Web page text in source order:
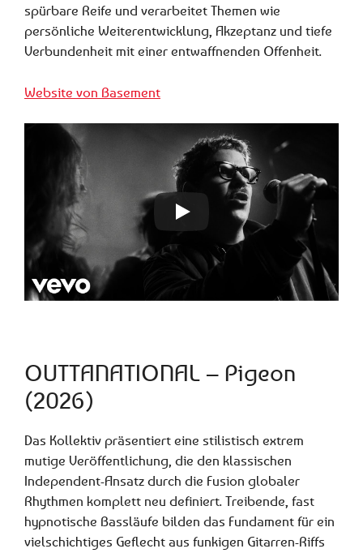
spürbare Reife und verarbeitet Themen wie
persönliche Weiterentwicklung, Akzeptanz und tiefe
Verbundenheit mit einer entwaffnenden Offenheit.
Website von Basement
OUTTANATIONAL – Pigeon
(2026)
Das Kollektiv präsentiert eine stilistisch extrem
mutige Veröffentlichung, die den klassischen
Independent-Ansatz durch die Fusion globaler
Rhythmen komplett neu definiert. Treibende, fast
hypnotische Bassläufe bilden das Fundament für ein
vielschichtiges Geflecht aus funkigen Gitarren-Riffs